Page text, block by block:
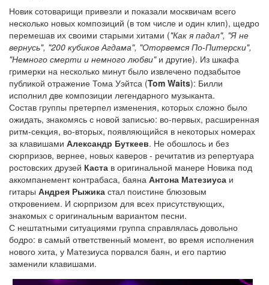
Новик сотоварищи привезли и показали москвичам всего
несколько новых композиций (в том числе и один клип), щедро
перемешав их своими старыми хитами ("Как я падал", "Я не
вернусь", "200 кубиков Агдама", "Оторвемся По-Питерски",
"Немного смерти и немного любви"и другие). Из шкафа
гримерки на несколько минут было извлечено подзабытое
публикой отражение Тома Уэйтса (Tom Waits): Билли
исполнил две композиции легендарного музыканта.
Состав группы претерпел изменения, которых сложно было
ожидать, знакомясь с новой записью: во-первых, расширенная
ритм-секция, во-вторых, появляющийся в некоторых номерах
за клавишами Александр Буткеев. Не обошлось и без
сюрпризов, вернее, новых каверов - речитатив из репертуара
ростовских друзей Каста в оригинальной манере Новика под
аккомпанемент контрабаса, баяна Антона Матезиуса и
гитары Андрея Рыжика стал поистине блюзовым
откровением. И сюрпризом для всех присутствующих,
знакомых с оригинальным вариантом песни.
С нештатными ситуациями группа справлялась довольно
бодро: в самый ответственный момент, во время исполнения
нового хита, у Матезиуса порвался баян, и его партию
заменили клавишами.